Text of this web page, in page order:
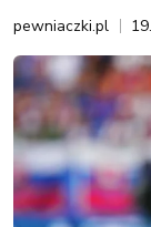
pewniaczki.pl